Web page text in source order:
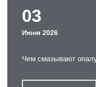
03
Июня 2026
Чем смазывают